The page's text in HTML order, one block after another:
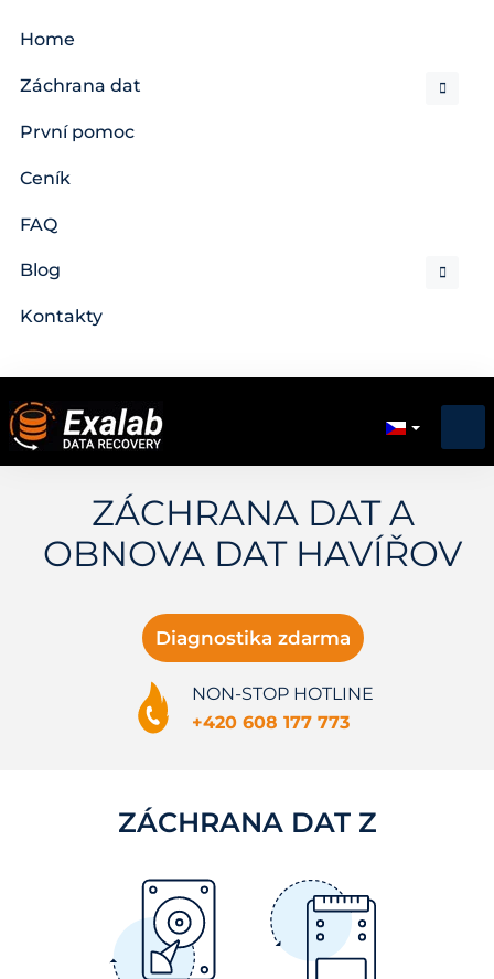
Home
Záchrana dat
První pomoc
Ceník
FAQ
Blog
Kontakty
ZÁCHRANA DAT A
OBNOVA DAT HAVÍŘOV
Diagnostika zdarma
NON-STOP HOTLINE
+420 608 177 773
ZÁCHRANA DAT Z